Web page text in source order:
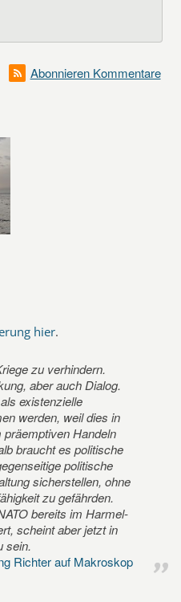
Abonnieren Kommentare
hier.
zu verhindern.
aber auch Dialog.
existenzielle
werden, weil dies in
Handeln
braucht es politische
politische
sicherstellen, ohne
zu gefährden.
bereits im Harmel-
scheint aber jetzt in
sein.
Richter auf Makroskop